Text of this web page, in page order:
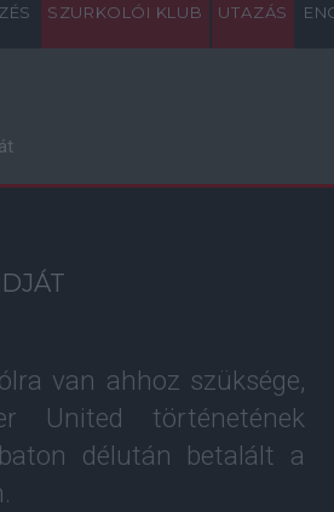
SZURKOLÓI KLUB UTAZÁS
van ahhoz szüksége,
United történetének
délután betalált a